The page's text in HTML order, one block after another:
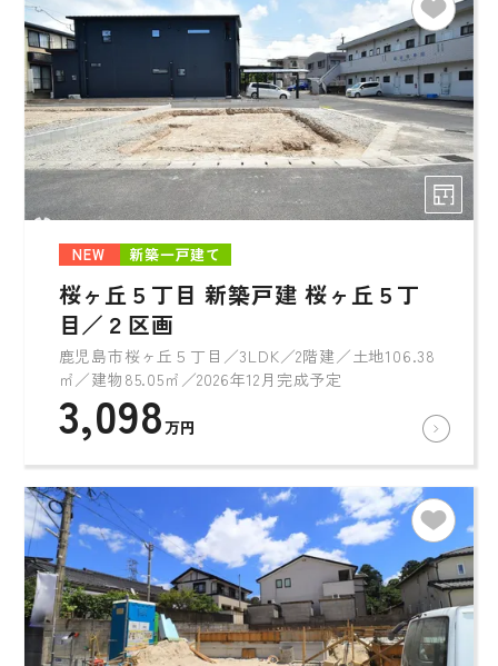
NEW 新築一戸建て
桜ヶ丘５丁目 新築戸建 桜ヶ丘５丁
目／２区画
鹿児島市桜ヶ丘５丁目／3LDK／2階建／土地106.38
㎡／建物85.05㎡／2026年12月完成予定
3,098万円